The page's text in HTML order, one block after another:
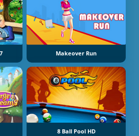
Makeover Run
8 Ball Pool HD